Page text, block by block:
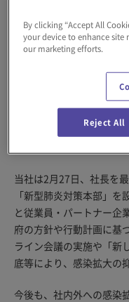
は、このたび大阪本社
スに感染していること
受検し、同日中に「陽性
入所準備のため自宅待機
おりません。
また、感染拡大を防止す
当社は2月27日、社長を
「新型肺炎対策本部」
と従業員・パートナー企
府の方針や行動計画に基
ライン会議の実施や「新
底等により、感染拡大の
今後も、社内外への感染
By clicking “Accept All
your device to enhance site
our marketing efforts.
Reject All